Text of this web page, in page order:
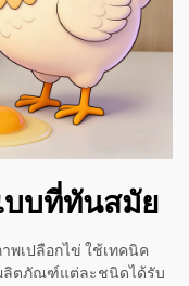
บบที่ทันสมัย
พเปลือกไข่ ใช้เทคนิค
ลิตภัณฑ์แต่ละชนิดได้รับ